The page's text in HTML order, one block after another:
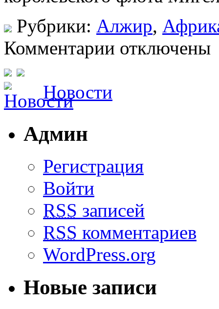
Рубрики: Алжир,
Комментарии отключены
Новости
Админ
Регистрация
Войти
RSS записей
RSS комментариев
WordPress.org
Новые записи